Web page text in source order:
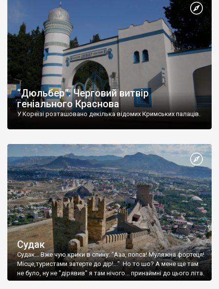
“Дюльбер”. Черговий витвір
геніального Краснова
У Кореїзі розташовано декілька відомих Кримських палаців.
Судак
Судак... Вже чую крики в спину: "Ааа, попса! Муляжна фортеця!
Місце,туристами затерте до дір!..." Но то шо? А мене ще там
не було, ну не "дірявив" я там нічого... принаймні до цього літа.